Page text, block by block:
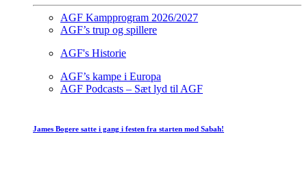
AGF Kampprogram 2026/2027
AGF’s trup og spillere
AGF's Historie
AGF’s kampe i Europa
AGF Podcasts – Sæt lyd til AGF
James Bogere satte i gang i festen fra starten mod Sabah!